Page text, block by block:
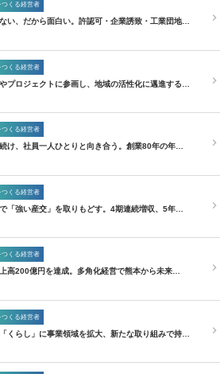
つくる経営者
い、だから面白い。許認可・企業誘致・工業団地…
つくる経営者
プロジェクトに参画し、地域の活性化に邁進する…
つくる経営者
け、社員一人ひとりと向き合う。創業80年の年…
つくる経営者
「強い産交」を取りもどす。4期連続増収、5年…
つくる経営者
高200億円を達成。多角化経営で熊本から未来…
つくる経営者
「くらし」に事業領域を拡大、新たな取り組みで持…